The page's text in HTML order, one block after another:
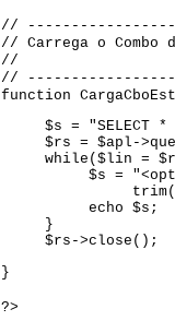
//
// Carrega o Combo
//
//
function
$s = "SELECT *
$rs = $apl-
while($lin =
$s =
echo $s;
}
$rs->close();
}
?>